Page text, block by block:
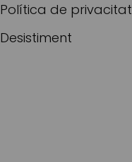
Política de privacitat
Desistiment